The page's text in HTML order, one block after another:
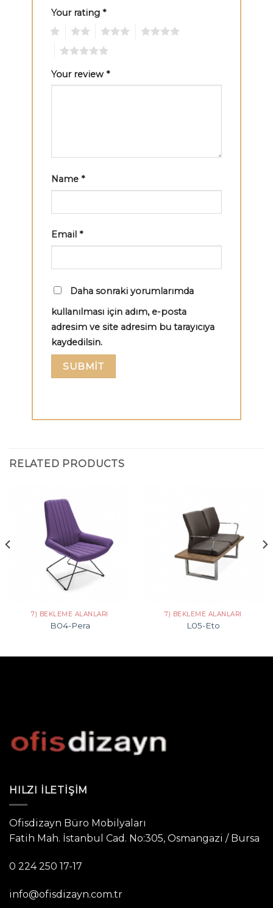
Your rating *
Your review *
Name *
Email *
Daha sonraki yorumlarımda
kullanılması için adım, e-posta
adresim ve site adresim bu tarayıcıya
kaydedilsin.
RELATED PRODUCTS
7) BEKLEME ALANLARI
B04-Pera
7) BEKLEME ALANLARI
L05-Eto
HILZI İLETIŞIM
Ofisdizayn Büro Mobilyaları
Fatih Mah. İstanbul Cad. No:305, Osmangazi / Bursa
0 224 250 17-17
info@ofisdizayn.com.tr